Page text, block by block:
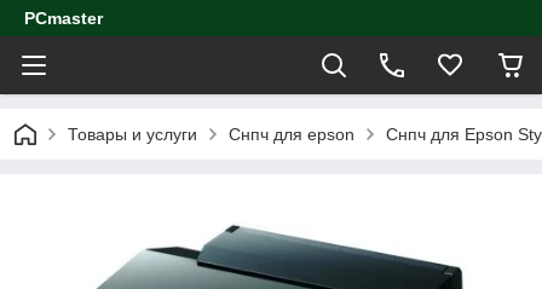
PCmaster
Товары и услуги Снпч для epson Снпч для Epson